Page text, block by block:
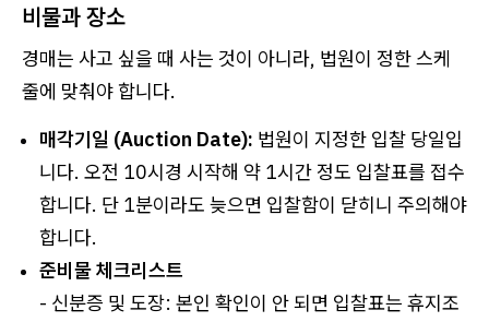
비물과 장소
경매는 사고 싶을 때 사는 것이 아니라, 법원이 정한 스케
줄에 맞춰야 합니다.
매각기일 (Auction Date): 법원이 지정한 입찰 당일입
니다. 오전 10시경 시작해 약 1시간 정도 입찰표를 접수
합니다. 단 1분이라도 늦으면 입찰함이 닫히니 주의해야
합니다.
준비물 체크리스트
- 신분증 및 도장: 본인 확인이 안 되면 입찰표는 휴지조